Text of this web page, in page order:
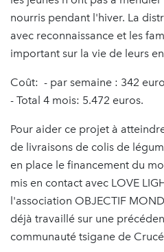
nourris pendant l'hiver. La
avec reconnaissance et les
important sur la vie de leurs
Coût: - par semaine : 342
- Total 4 mois: 5.472 euros.
Pour aider ce projet à
de livraisons de colis de
en place le financement du
mis en contact avec LOVE
l'association OBJECTIF
déjà travaillé sur une
communauté tsigane de